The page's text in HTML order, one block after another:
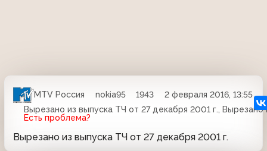
MTV Россия nokia95 1943
2 февраля 2016, 13:55
Вырезано из выпуска ТЧ от 27 декабря 2001 г.,
Есть проблема?
Вырезано из выпуска ТЧ от 27 декабря 2001 г.